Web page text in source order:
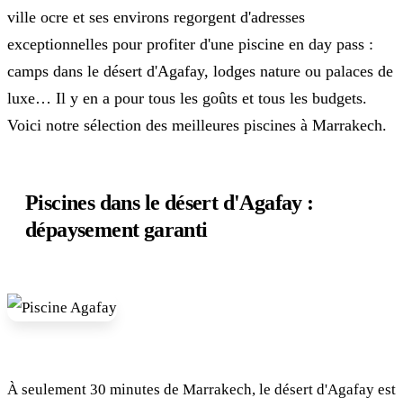
ville ocre et ses environs regorgent d'adresses
exceptionnelles pour profiter d'une piscine en day pass :
camps dans le désert d'Agafay, lodges nature ou palaces de
luxe… Il y en a pour tous les goûts et tous les budgets.
Voici notre sélection des meilleures piscines à Marrakech.
Piscines dans le désert d'Agafay :
dépaysement garanti
À seulement 30 minutes de Marrakech, le désert d'Agafay est